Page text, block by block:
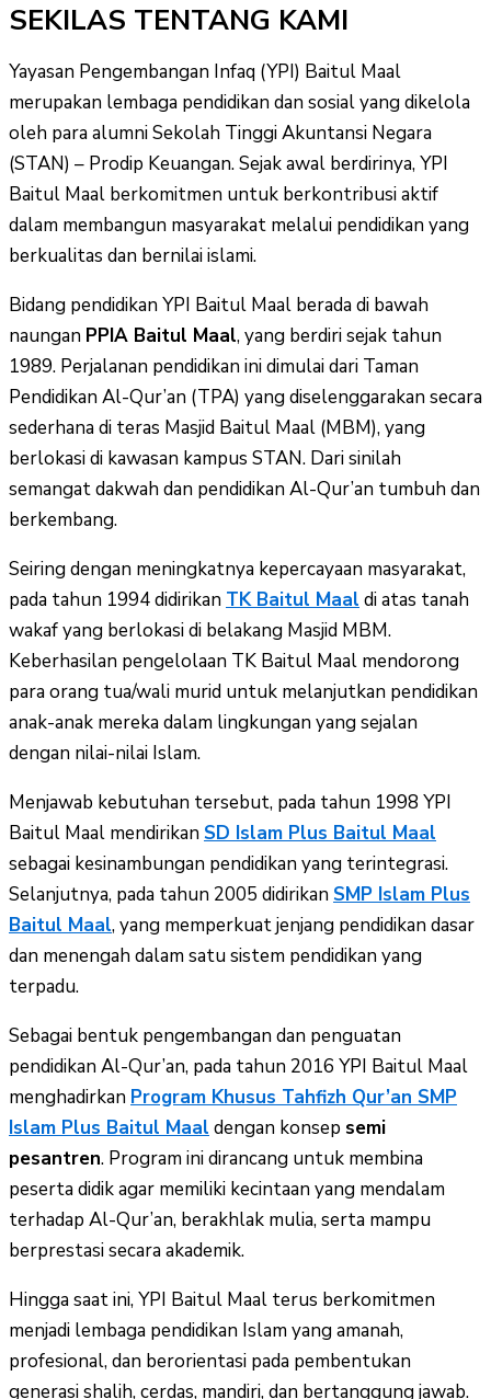
SEKILAS TENTANG KAMI
Yayasan Pengembangan Infaq (YPI) Baitul Maal
merupakan lembaga pendidikan dan sosial yang dikelola
oleh para alumni Sekolah Tinggi Akuntansi Negara
(STAN) – Prodip Keuangan. Sejak awal berdirinya, YPI
Baitul Maal berkomitmen untuk berkontribusi aktif
dalam membangun masyarakat melalui pendidikan yang
berkualitas dan bernilai islami.
Bidang pendidikan YPI Baitul Maal berada di bawah
naungan PPIA Baitul Maal, yang berdiri sejak tahun
1989. Perjalanan pendidikan ini dimulai dari Taman
Pendidikan Al-Qur’an (TPA) yang diselenggarakan secara
sederhana di teras Masjid Baitul Maal (MBM), yang
berlokasi di kawasan kampus STAN. Dari sinilah
semangat dakwah dan pendidikan Al-Qur’an tumbuh dan
berkembang.
Seiring dengan meningkatnya kepercayaan masyarakat,
pada tahun 1994 didirikan TK Baitul Maal di atas tanah
wakaf yang berlokasi di belakang Masjid MBM.
Keberhasilan pengelolaan TK Baitul Maal mendorong
para orang tua/wali murid untuk melanjutkan pendidikan
anak-anak mereka dalam lingkungan yang sejalan
dengan nilai-nilai Islam.
Menjawab kebutuhan tersebut, pada tahun 1998 YPI
Baitul Maal mendirikan SD Islam Plus Baitul Maal
sebagai kesinambungan pendidikan yang terintegrasi.
Selanjutnya, pada tahun 2005 didirikan SMP Islam Plus
Baitul Maal, yang memperkuat jenjang pendidikan dasar
dan menengah dalam satu sistem pendidikan yang
terpadu.
Sebagai bentuk pengembangan dan penguatan
pendidikan Al-Qur’an, pada tahun 2016 YPI Baitul Maal
menghadirkan Program Khusus Tahfizh Qur’an SMP
Islam Plus Baitul Maal dengan konsep semi
pesantren. Program ini dirancang untuk membina
peserta didik agar memiliki kecintaan yang mendalam
terhadap Al-Qur’an, berakhlak mulia, serta mampu
berprestasi secara akademik.
Hingga saat ini, YPI Baitul Maal terus berkomitmen
menjadi lembaga pendidikan Islam yang amanah,
profesional, dan berorientasi pada pembentukan
generasi shalih, cerdas, mandiri, dan bertanggung jawab.